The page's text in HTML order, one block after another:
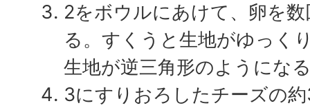
2をボウルにあけて、卵を
る。すくうと生地がゆっく
生地が逆三角形のようにな
3にすりおろしたチーズの